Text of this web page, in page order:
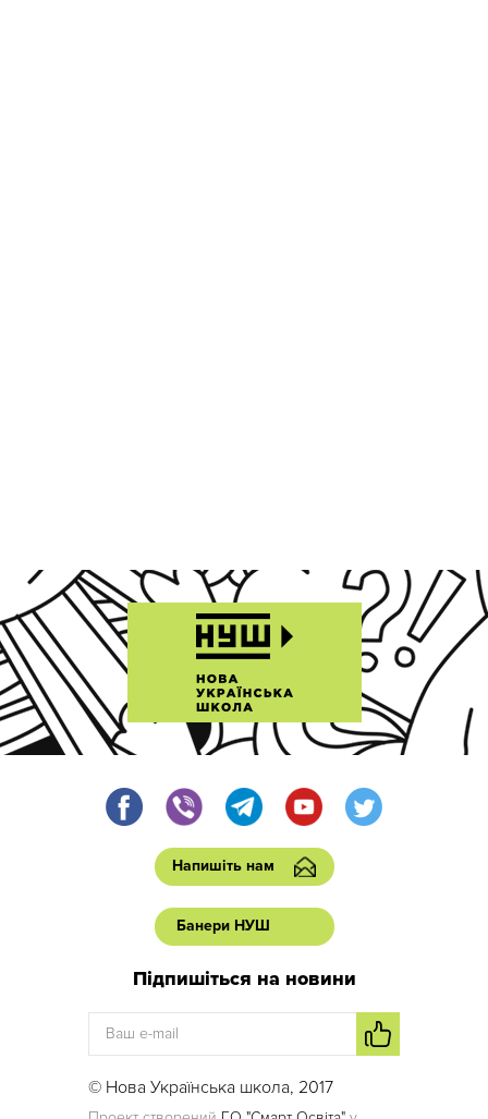
Напишіть нам
Банери НУШ
Підпишіться на новини
© Нова Українська школа, 2017